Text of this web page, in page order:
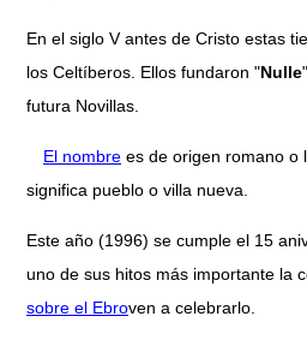
En el siglo V antes de Cristo estas
los Celtíberos. Ellos fundaron "Nulle
futura Novillas.
El nombre es de origen romano o
significa pueblo o villa nueva.
Este año (1996) se cumple el 15
uno de sus hitos más importante la
sobre el Ebroven a celebrarlo.